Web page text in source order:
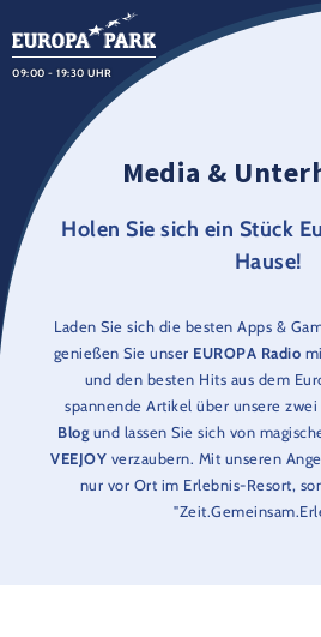
09:00 - 19:30 UHR
Media &
Holen Sie sich ein Stück
Hause!
Laden Sie sich die besten Apps &
genießen Sie unser EUROPA Radio
und den besten Hits aus dem
spannende Artikel über unsere zwei
Blogund lassen Sie sich von
VEEJOY verzaubern. Mit unseren
nur vor Ort im Erlebnis-Resort,